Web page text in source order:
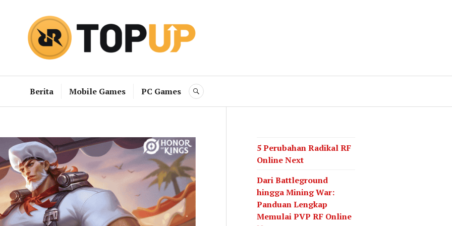
RRQ Topup Blog
Berita Mobile Games PC Games SEARCH
5 Perubahan Radikal RF
Online Next
Dari Battleground
hingga Mining War:
Panduan Lengkap
Memulai PVP RF Online